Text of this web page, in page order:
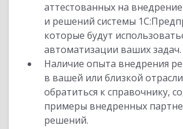
аттестованных на
и решений системы
которые будут
автоматизации ваших задач.
Наличие опыта внедрения
в вашей или близкой
обратиться к справочнику,
примеры внедренных
решений.